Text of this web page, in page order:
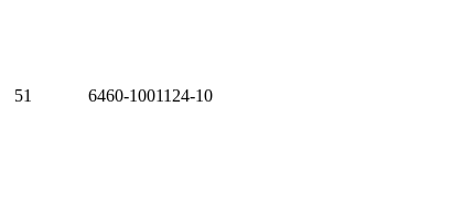
51 6460-1001124-10